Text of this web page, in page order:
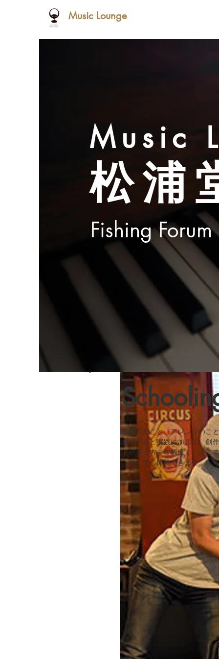
Music Lounge
Music
松浦
Fishing
曲作りのこと、アレンジのこ
ローチなど実践に加えて、創
トや考え方まで幅広く、そし
「近くで」体験できます。